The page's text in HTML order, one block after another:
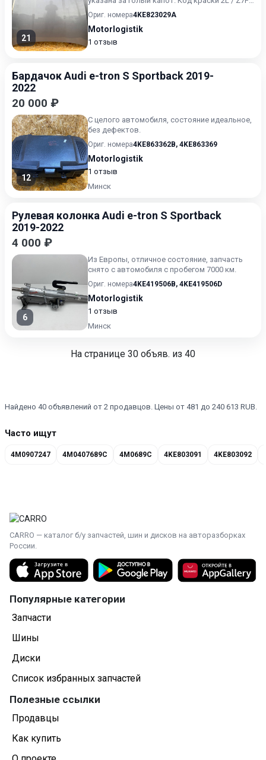
21
серый металлик taifung...
Ориг. номера4KE823029A
Motorlogistik
1 отзыв
Бардачок Audi e-tron S Sportback 2019-
2022
20 000 ₽
12
С целого автомобиля, состояние идеальное,
без дефектов.
Ориг. номера4KE863362B, 4KE863369
Motorlogistik
1 отзыв
Минск
Рулевая колонка Audi e-tron S Sportback
2019-2022
4 000 ₽
6
Из Европы, отличное состояние, запчасть
снято с автомобиля с пробегом 7000 км.
Ориг. номера4KE419506B, 4KE419506D
Motorlogistik
1 отзыв
Минск
На странице 30 объяв. из 40
Найдено 40 объявлений от 2 продавцов. Цены от 481 до 240 613 RUB.
Часто ищут
4M0907247 4M0407689C 4M0689C 4KE803091 4KE803092
CARRO — каталог б/у запчастей, шин и дисков на авторазборках
России.
Популярные категории
Запчасти
Шины
Диски
Список избранных запчастей
Полезные ссылки
Продавцы
Как купить